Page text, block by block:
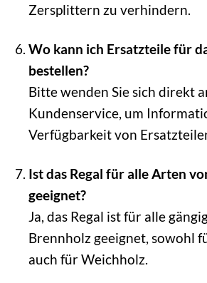
Zersplittern zu verhindern.
Wo kann ich Ersatzteile für
bestellen?
Bitte wenden Sie sich direkt
Kundenservice, um
Verfügbarkeit von
Ist das Regal für alle Arten
geeignet?
Ja, das Regal ist für alle
Brennholz geeignet, sowohl
auch für Weichholz.